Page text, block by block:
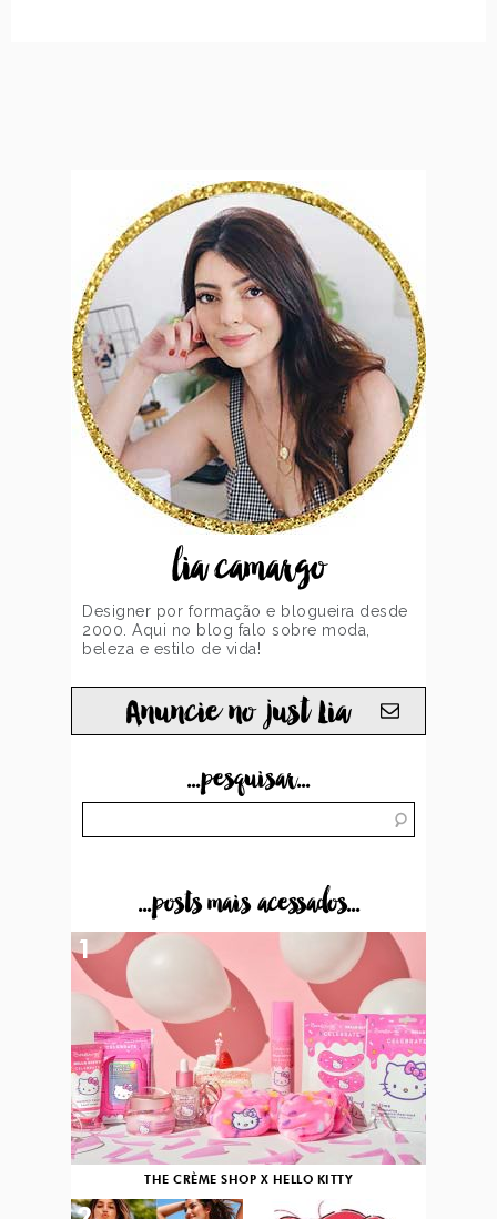
lia camargo
Designer por formação e blogueira desde
2000. Aqui no blog falo sobre moda,
beleza e estilo de vida!
Anuncie no just Lia
...pesquisar...
...posts mais acessados...
THE CRÈME SHOP X HELLO KITTY
1